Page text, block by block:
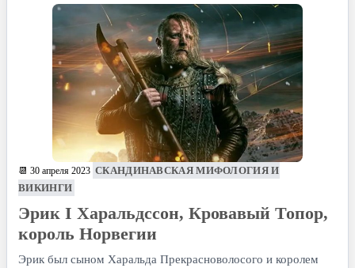
📆 30 апреля 2023 СКАНДИНАВСКАЯ МИФОЛОГИЯ И
ВИКИНГИ
Эрик I Харальдссон, Кровавый Топор,
король Норвегии
Эрик был сыном Харальда Прекрасноволосого и королем